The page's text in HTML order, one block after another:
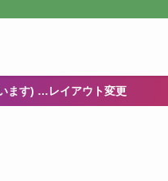
ます) …レイアウト変更